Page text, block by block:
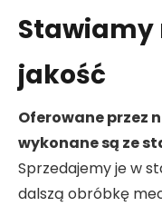
Stawiamy
jakość
Oferowane przez
wykonane są ze
Sprzedajemy je w
dalszą obróbkę